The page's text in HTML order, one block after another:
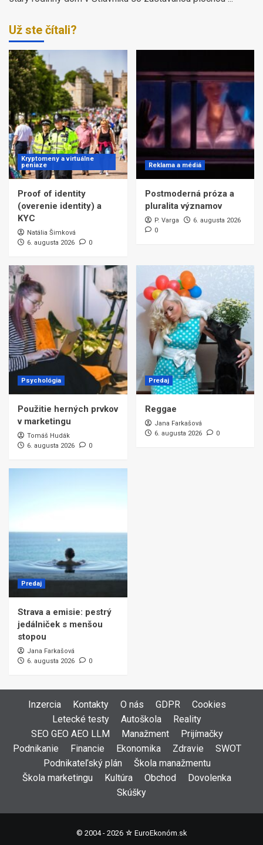
Už ste čítali?
Kryptomeny a virtuálne
peniaze
Proof of identity
(overenie identity) a
KYC
Natália Šimková
6. augusta 2026
0
Reklama a médiá
Postmoderná próza a
pluralita významov
P. Varga
6. augusta 2026
0
Psychológia
Použitie herných prvkov
v marketingu
Tomáš Hudák
6. augusta 2026
0
Predaj
Reggae
Jana Farkašová
6. augusta 2026
0
Predaj
Strava a emisie: pestrý
jedálniček s menšou
stopou
Jana Farkašová
6. augusta 2026
0
Inzercia Kontakty O nás GDPR
Cookies
Letecké testy
Autoškola
Reality
SEO GEO AEO LLM
Manažment
Prijímačky
Podnikanie
Financie Ekonomika Zdravie
SWOT
Podnikateľský plán
Škola manažmentu
Škola marketingu
Kultúra Obchod
Dovolenka
Skúšky
© 2004 - 2026 ☆ EuroEkonóm.sk